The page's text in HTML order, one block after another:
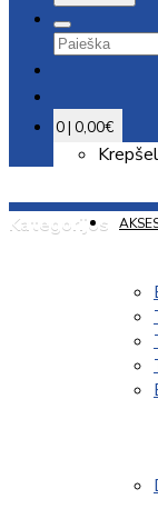
0 | 0,00€
Kategorijos